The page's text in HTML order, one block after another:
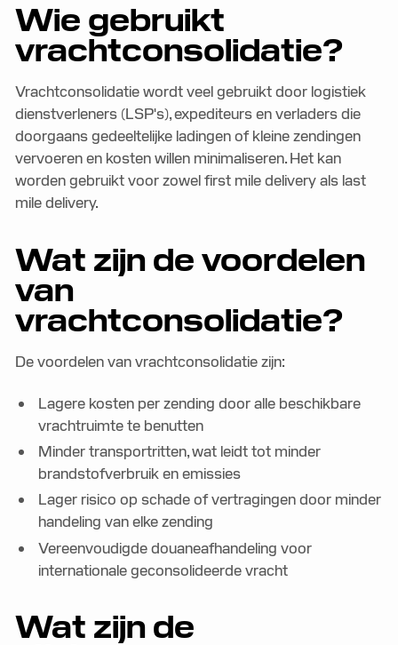
Wie gebruikt
vrachtconsolidatie?
Vrachtconsolidatie wordt veel gebruikt door logistiek
dienstverleners (LSP's), expediteurs en verladers die
doorgaans gedeeltelijke ladingen of kleine zendingen
vervoeren en kosten willen minimaliseren. Het kan
worden gebruikt voor zowel first mile delivery als last
mile delivery.
Wat zijn de voordelen
van
vrachtconsolidatie?
De voordelen van vrachtconsolidatie zijn:
Lagere kosten per zending door alle beschikbare
vrachtruimte te benutten
Minder transportritten, wat leidt tot minder
brandstofverbruik en emissies
Lager risico op schade of vertragingen door minder
handeling van elke zending
Vereenvoudigde douaneafhandeling voor
internationale geconsolideerde vracht
Wat zijn de